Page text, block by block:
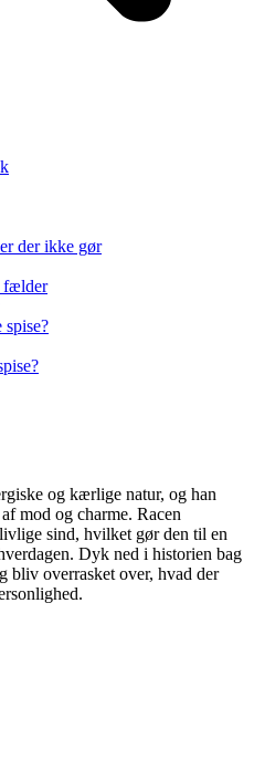
der ikke gør
fælder
og kærlige natur, og han
mod og charme. Racen
sind, hvilket gør den til en
Dyk ned i historien bag
bliv overrasket over, hvad der